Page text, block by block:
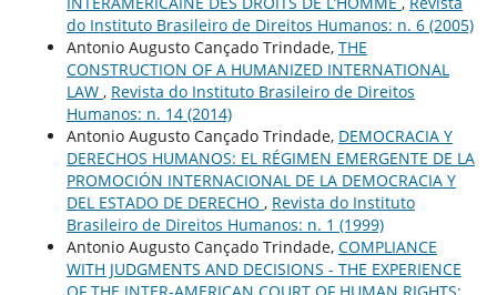
do Instituto Brasileiro de Direitos Humanos: n. 6 (2005)
Antonio Augusto Cançado Trindade, THE
CONSTRUCTION OF A HUMANIZED INTERNATIONAL
LAW , Revista do Instituto Brasileiro de Direitos
Humanos: n. 14 (2014)
Antonio Augusto Cançado Trindade, DEMOCRACIA Y
DERECHOS HUMANOS: EL RÉGIMEN EMERGENTE DE LA
PROMOCIÓN INTERNACIONAL DE LA DEMOCRACIA Y
DEL ESTADO DE DERECHO , Revista do Instituto
Brasileiro de Direitos Humanos: n. 1 (1999)
Antonio Augusto Cançado Trindade, COMPLIANCE
WITH JUDGMENTS AND DECISIONS - THE EXPERIENCE